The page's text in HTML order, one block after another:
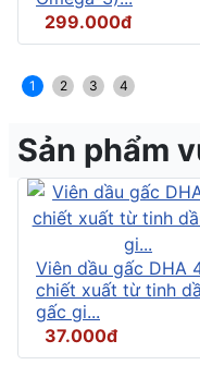
299.000đ
1 2 3 4
Sản phẩm
Viên dầu gấc DHA
chiết xuất từ tinh
gấc gi...
37.000đ